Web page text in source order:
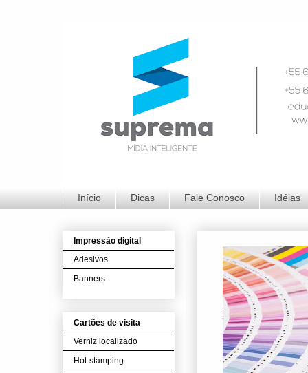
Início Dicas Fale Conosco Idéias
Impressão digital
Adesivos
Banners
Cartões de visita
Verniz localizado
Hot-stamping